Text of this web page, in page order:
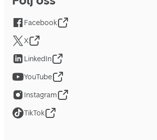
Facebook
X
LinkedIn
YouTube
Instagram
TikTok